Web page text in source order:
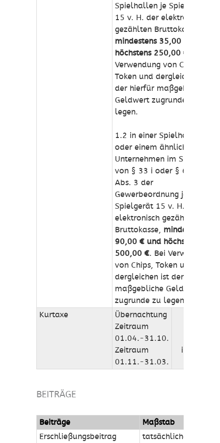
Spielhallen je Spielgerät
15 v. H. der elektronisch
gezählten Bruttokasse,
mindestens 35,00 € und
höchstens 250,00 €
Verwendung von Chips,
Token und dergleichen ist
der hierfür maßgebliche
Geldwert zugrunde zu
legen.
1.2 in einer Spielhalle
oder einem ähnlichen
Unternehmen im Sinne
von § 33 i oder § 60 a
Abs. 3 der
Gewerbeordnung je
Spielgerät 15 v. H. der
elektronisch gezählten
Bruttokasse, mindestens
90,00 € und höchstens
500,00 €. Bei Verwendung
von Chips, Token und
dergleichen ist der hierfür
maßgebliche Geldwert
zugrunde zu legen.
Kurtaxe
Übernachtung
Zeitraum
01.04.-31.10.
Zeitraum
01.11.-31.03.
inkl. 7 %
BEITRÄGE
Beiträge
Maßstab
Erschließungsbeitrag
tatsächliche Kosten